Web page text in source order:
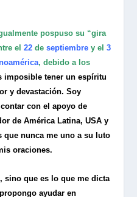
pospuso su “gira
el22 deseptiembre y el3
, debido a los
imposible tener un espíritu
y devastación. Soy
con el apoyo de
de América Latina, USA y
que nunca me uno a su luto
oraciones.
sino que es lo que me dicta
ayudar en